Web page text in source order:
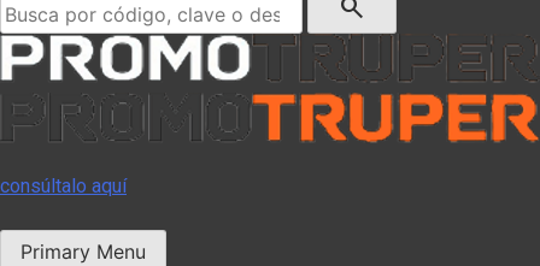
consúltalo aquí
Primary Menu